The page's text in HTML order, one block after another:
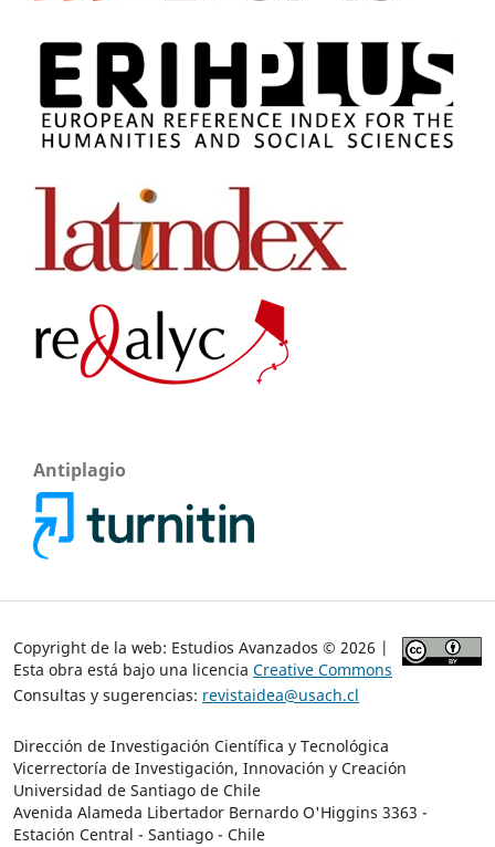
Antiplagio
Copyright de la web: Estudios Avanzados © 2026 |
Esta obra está bajo una licencia Creative Commons
Consultas y sugerencias: revistaidea@usach.cl
Dirección de Investigación Científica y Tecnológica
Vicerrectoría de Investigación, Innovación y Creación
Universidad de Santiago de Chile
Avenida Alameda Libertador Bernardo O'Higgins 3363 -
Estación Central - Santiago - Chile